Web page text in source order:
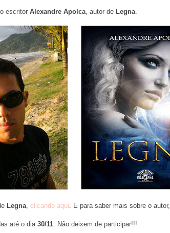
escritor Alexandre Apolca, autor de Legna.
Legna, clicando aqui. E para saber mais sobre o autor,
até o dia30/11. Não deixem de participar!!!